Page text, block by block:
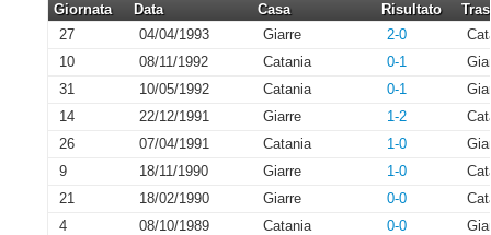
Giornata Data Casa Risultato
27
04/04/1993 Giarre 2-0
10
08/11/1992 Catania 0-1
31
10/05/1992 Catania 0-1
14
22/12/1991 Giarre 1-2
26
07/04/1991 Catania 1-0
9
18/11/1990 Giarre 1-0
21
18/02/1990 Giarre 0-0
4
08/10/1989 Catania 0-0